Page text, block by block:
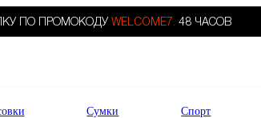
ПО ПРОМОКОДУ WELCOME7. 48 ЧАСОВ
Сумки Спорт